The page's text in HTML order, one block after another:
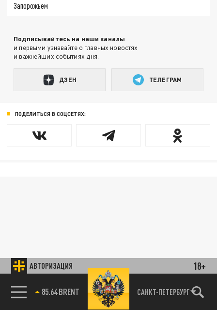
АВТОРИЗАЦИЯ 18+
85.64 BRENT САНКТ-ПЕТЕРБУРГ
Запорожьем
Подписывайтесь на наши каналы
и первыми узнавайте о главных новостях
и важнейших событиях дня.
ДЗЕН ТЕЛЕГРАМ
ПОДЕЛИТЬСЯ В СОЦСЕТЯХ: